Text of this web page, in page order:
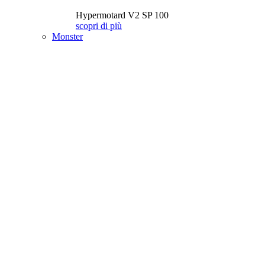
Hypermotard V2 SP 100
scopri di più
Monster